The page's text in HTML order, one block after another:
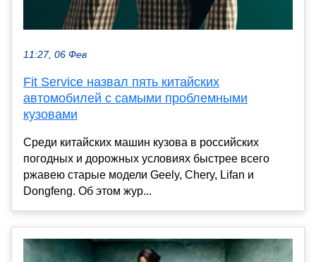
11:27, 06 Фев
Fit Service назвал пять китайских
автомобилей с самыми проблемными
кузовами
Среди китайских машин кузова в российских
погодных и дорожных условиях быстрее всего
ржавею старые модели Geely, Chery, Lifan и
Dongfeng. Об этом жур...